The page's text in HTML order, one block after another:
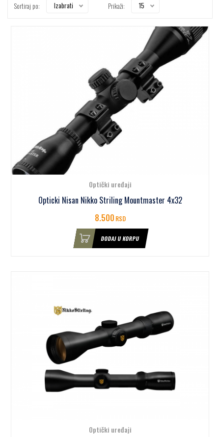
Sortiraj po:
Izabrati Prikaži: 15
Optički uređaji
Opticki Nisan Nikko Striling Mountmaster 4x32
8.500RSD
DODAJ U KORPU
Optički uređaji